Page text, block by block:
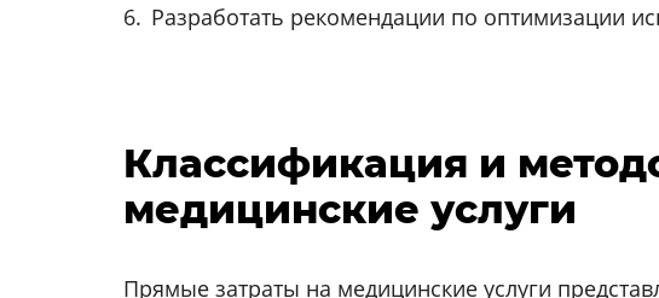
Разработать рекомендации по оптимизации
Классификация и
медицинские услуги
Прямые затраты на медицинские услуги